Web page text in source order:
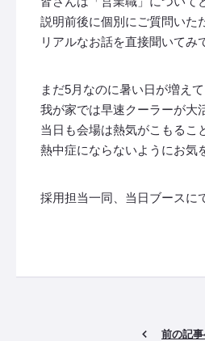
説明前後に個別にご質問いた
リアルなお話を直接聞いてみ
まだ5月なのに暑い日が増えて
我が家では早速クーラーが大
当日も会場は熱気がこもるこ
熱中症にならないようにお気
採用担当一同、当日ブースに
前の記